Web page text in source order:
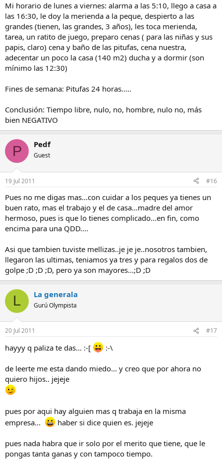
Mi horario de lunes a viernes: alarma a las 5:10, llego a casa a
las 16:30, le doy la merienda a la peque, despierto a las
grandes (tienen, las grandes, 3 años), les toca merienda,
tarea, un ratito de juego, preparo cenas ( para las niñas y sus
papis, claro) cena y baño de las pitufas, cena nuestra,
adecentar un poco la casa (140 m2) ducha y a dormir (son
mínimo las 12:30)
Fines de semana: Pitufas 24 horas.....
Conclusión: Tiempo libre, nulo, no, hombre, nulo no, más
bien NEGATIVO
P Pedf
Guest
19 Jul 2011 #16
Pues no me digas mas...con cuidar a los peques ya tienes un
buen rato, mas el trabajo y el de casa...madre del amor
hermoso, pues is que lo tienes complicado...en fin, como
encima para una QDD....
Asi que tambien tuviste mellizas..je je je..nosotros tambien,
llegaron las ultimas, teniamos ya tres y para regalos dos de
golpe ;D ;D ;D, pero ya son mayores...;D ;D
L La generala
Gurú Olympista
20 Jul 2011 #17
hayyy q paliza te das... :-[ :-\
de leerte me esta dando miedo... y creo que por ahora no
quiero hijos.. jejeje
pues por aqui hay alguien mas q trabaja en la misma
empresa...
haber si dice quien es. jejeje
pues nada habra que ir solo por el merito que tiene, que le
pongas tanta ganas y con tampoco tiempo.